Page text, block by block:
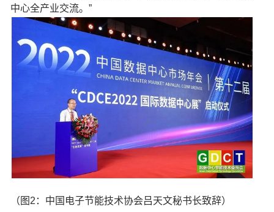
中心全产业交流。”
（图2：中国电子节能技术协会吕天文秘书长致辞）